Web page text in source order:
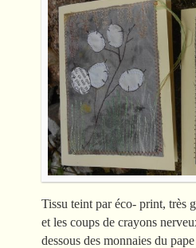
Tissu teint par éco- print, très
et les coups de crayons
dessous des monnaies du pape